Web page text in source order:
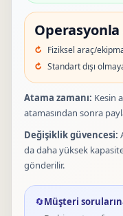
Fiziksel araç/
Standart dışı
Atama zamanı: Kesin
atamasından sonra
Değişiklik güvencesi:
da daha yüksek
gönderilir.
🔄Müşteri